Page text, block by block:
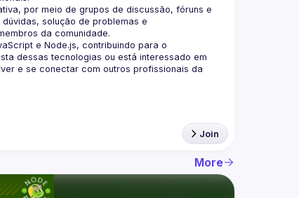
por meio de grupos de discussão, fóruns e
solução de problemas e
e Node.js, contribuindo para o
dessas tecnologias ou está interessado em
e se conectar com outros profissionais da
Join
More